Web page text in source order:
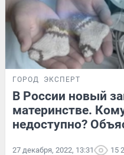
ГОРОД ЭКСПЕРТ
В России новый
материнстве.
недоступно?
27 декабря, 2022, 13:31 15